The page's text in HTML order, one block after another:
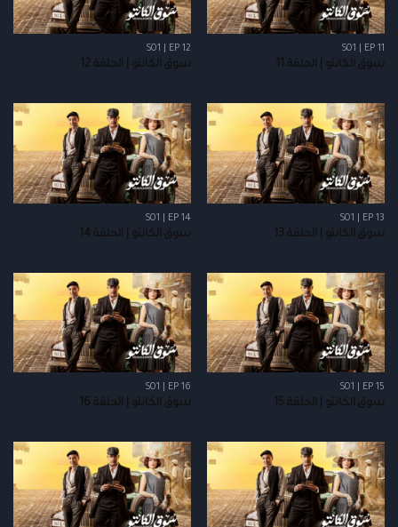
S01 | EP 11
سوق الكانتو | الحلقة 11
S01 | EP 12
سوق الكانتو | الحلقة 12
S01 | EP 13
سوق الكانتو | الحلقة 13
S01 | EP 14
سوق الكانتو | الحلقة 14
S01 | EP 15
سوق الكانتو | الحلقة 15
S01 | EP 16
سوق الكانتو | الحلقة 16